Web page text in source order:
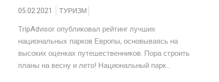
05.02.2021 ТУРИЗМ
TripAdvisor опубликовал рейтинг лучших
национальных парков Европы, основываясь на
высоких оценках путешественников. Пора строить
планы на весну и лето! Национальный парк...